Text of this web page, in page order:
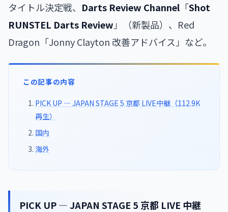
タイトル決定戦、 Darts Review Channel 「Shot
RUNSTEL Darts Review」（新製品）、Red
Dragon「Jonny Clayton 改善アドバイス」など。
この記事の内容
PICK UP — JAPAN STAGE 5 京都 LIVE中継（112.9K
再生）
国内
海外
PICK UP — JAPAN STAGE 5 京都 LIVE 中継